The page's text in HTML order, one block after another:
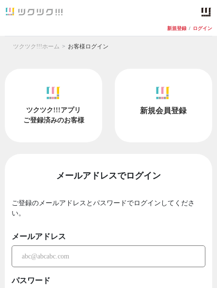
新規登録 / ログイン
ツクツク!!!ホーム お客様ログイン
ツクツク!!!アプリ
ご登録済みのお客様
新規会員登録
メールアドレスでログイン
ご登録のメールアドレスとパスワードでログインしてくださ
い。
メールアドレス
パスワード